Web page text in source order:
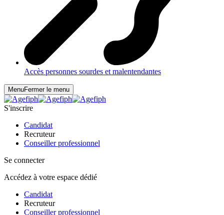
Accès personnes sourdes et malentendantes
MenuFermer le menu
S'inscrire
Candidat
Recruteur
Conseiller professionnel
Se connecter
Accédez à votre espace dédié
Candidat
Recruteur
Conseiller professionnel